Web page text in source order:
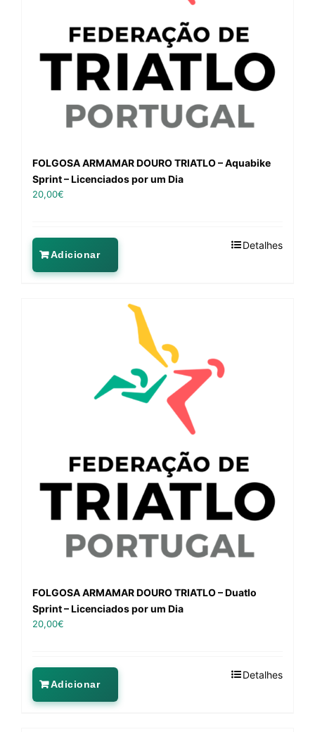
FOLGOSA ARMAMAR DOURO TRIATLO – Aquabike
Sprint – Licenciados por um Dia
20,00€
Adicionar
Detalhes
FOLGOSA ARMAMAR DOURO TRIATLO – Duatlo
Sprint – Licenciados por um Dia
20,00€
Adicionar
Detalhes